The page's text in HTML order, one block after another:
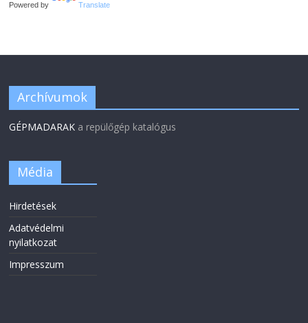
Powered by Translate
Archívumok
GÉPMADARAK a repülőgép katalógus
Média
Hirdetések
Adatvédelmi
nyilatkozat
Impresszum